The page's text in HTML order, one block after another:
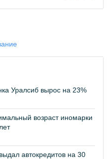
Уралсиб вырос на 23%
возраст иномарки
автокредитов на 30